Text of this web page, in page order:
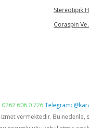
Stereotipik
Coraspin Ve
606 0 726Telegram:
hizmet vermektedir. Bu